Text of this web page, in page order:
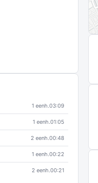
1 eenh.03:09
1 eenh.01:05
2 eenh.00:48
1 eenh.00:22
2 eenh.00:21